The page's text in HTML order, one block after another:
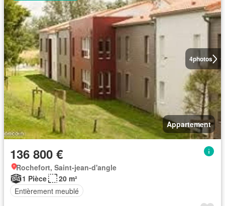
4photos
Appartement
136 800 €
Rochefort, Saint-jean-d'angle
1 Pièce
20 m²
Entièrement meublé